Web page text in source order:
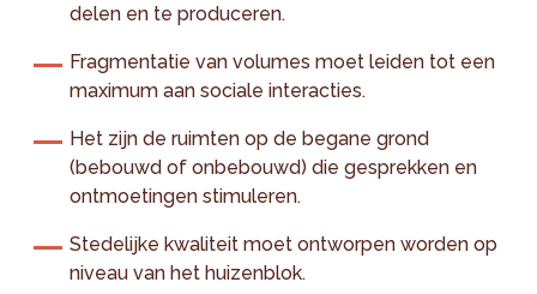
delen en te produceren.
Fragmentatie van volumes moet leiden tot een
maximum aan sociale interacties.
Het zijn de ruimten op de begane grond
(bebouwd of onbebouwd) die gesprekken en
ontmoetingen stimuleren.
Stedelijke kwaliteit moet ontworpen worden op
niveau van het huizenblok.